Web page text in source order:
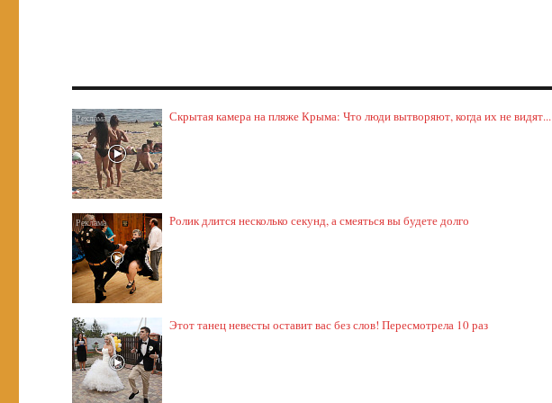
Скрытая камера на пляже Крыма: Что люди вытворяют, когда их не видят...
Ролик длится несколько секунд, а смеяться вы будете долго
Этот танец невесты оставит вас без слов! Пересмотрела 10 раз